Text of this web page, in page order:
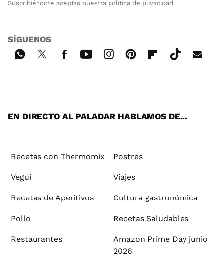
Suscribiéndote aceptas nuestra política de privacidad
SÍGUENOS
EN DIRECTO AL PALADAR HABLAMOS DE...
Recetas con Thermomix Postres
Vegui Viajes
Recetas de Aperitivos Cultura gastronómica
Pollo Recetas Saludables
Restaurantes
Amazon Prime Day junio
2026